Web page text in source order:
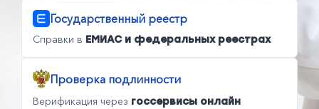
Государственный реестр
Справки в ЕМИАС и федеральных реестрах
Проверка подлинности
Верификация через госсервисы онлайн